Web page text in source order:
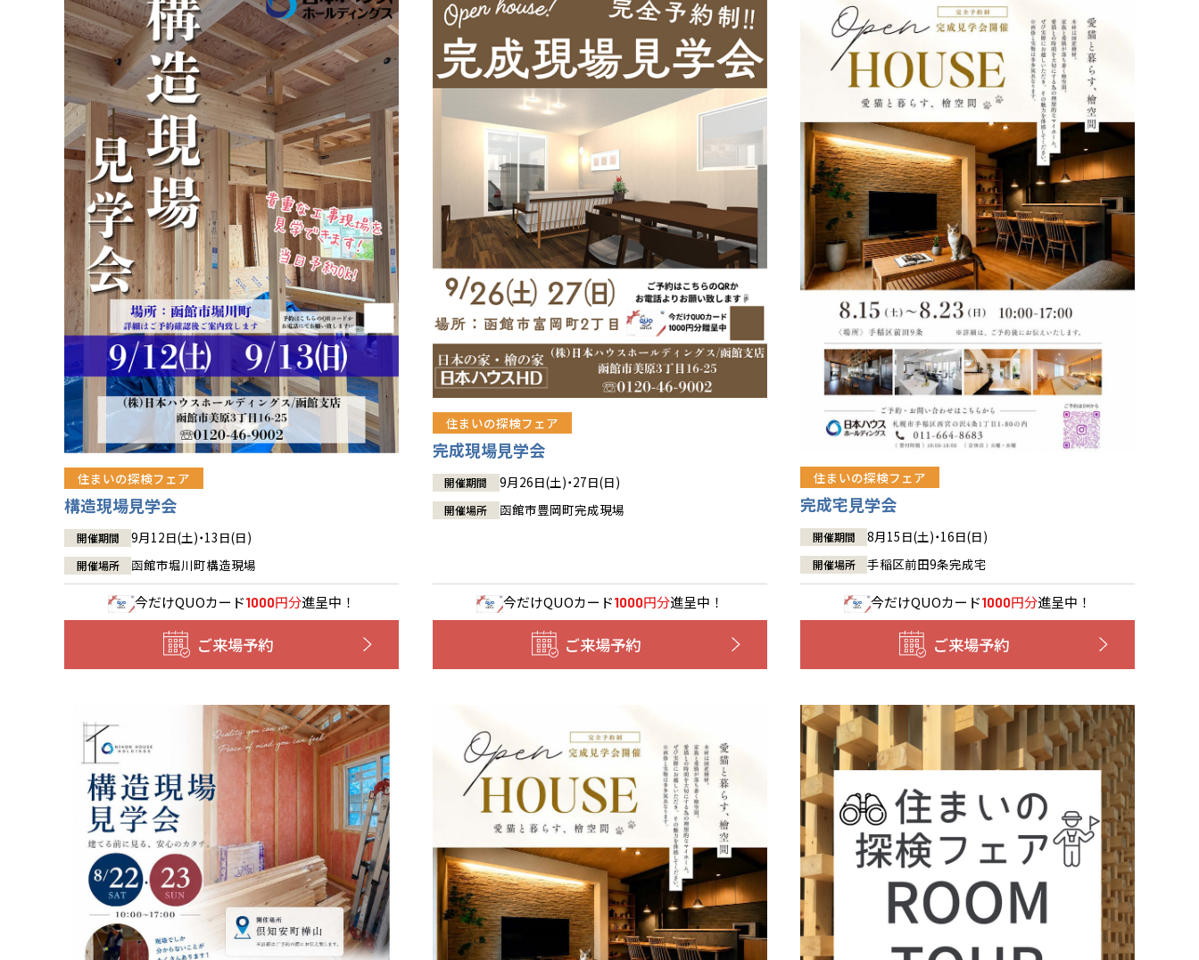
住まいの探検フェア
構造現場見学会
開催期間 9月12日(土)・13日(日)
開催場所 函館市堀川町構造現場
今だけQUOカード1000円分進呈中！
ご来場予約
住まいの探検フェア
完成現場見学会
開催期間 9月26日(土)・27日(日)
開催場所 函館市豊岡町完成現場
今だけQUOカード1000円分進呈中！
ご来場予約
住まいの探検フェア
完成宅見学会
開催期間 8月15日(土)・16日(日)
開催場所 手稲区前田9条完成宅
今だけQUOカード1000円分進呈中！
ご来場予約
徳島
高知
長崎
沖縄